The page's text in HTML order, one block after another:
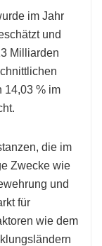
im Jahr
und
Milliarden
14,03 % im
die im
Zwecke wie
und
für
wie dem